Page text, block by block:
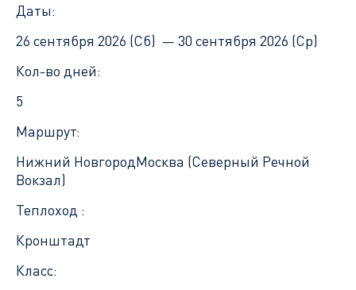
Даты:
26 сентября 2026 (Сб) — 30 сентября 2026 (Ср)
Кол-во дней:
5
Маршрут:
Нижний НовгородМосква (Северный Речной
Вокзал)
Теплоход :
Кронштадт
Класс: